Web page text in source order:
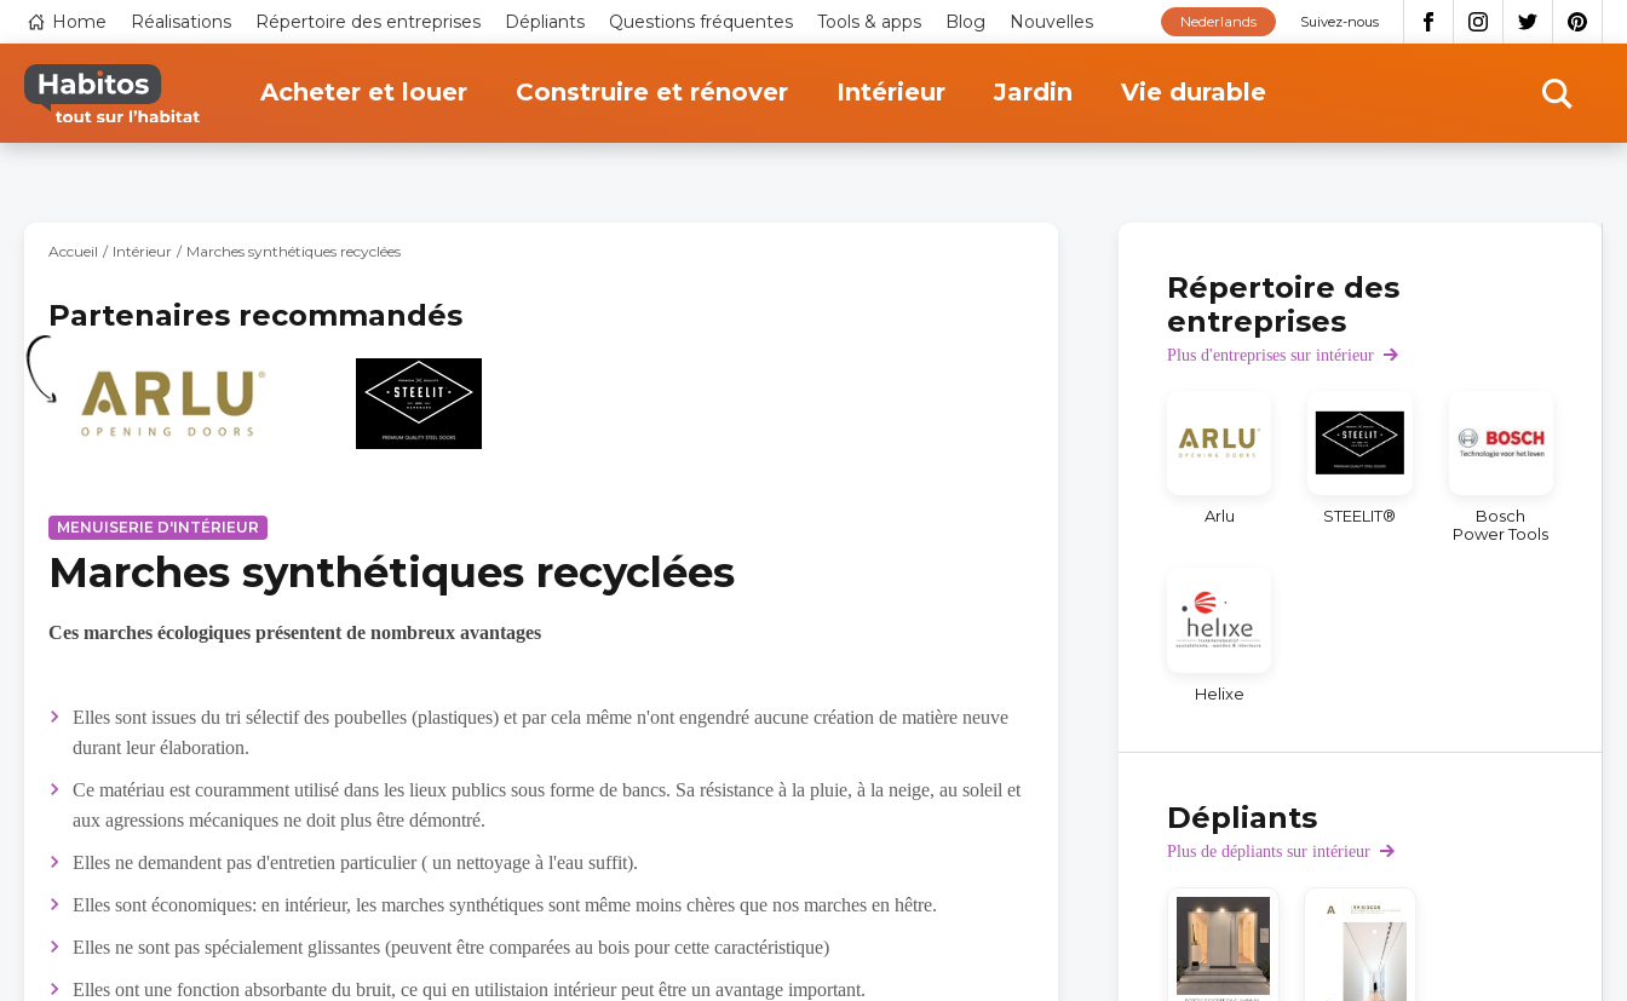
contenu
principal
Top
navigation
Home Réalisations Répertoire des entreprises Dépliants Questions fréquentes Tools & apps Blog Nouvelles Suivez-nous
Nederlands
Acheter et louer Construire et rénover Intérieur Jardin Vie durable
Accueil Intérieur Marches synthétiques recyclées
Partenaires recommandés
MENUISERIE D'INTÉRIEUR
Marches synthétiques recyclées
Ces marches écologiques présentent de nombreux avantages
Elles sont issues du tri sélectif des poubelles (plastiques) et par cela même n'ont engendré aucune création de matière neuve
durant leur élaboration.
Ce matériau est couramment utilisé dans les lieux publics sous forme de bancs. Sa résistance à la pluie, à la neige, au soleil et
aux agressions mécaniques ne doit plus être démontré.
Elles ne demandent pas d'entretien particulier ( un nettoyage à l'eau suffit).
Elles sont économiques: en intérieur, les marches synthétiques sont même moins chères que nos marches en hêtre.
Elles ne sont pas spécialement glissantes (peuvent être comparées au bois pour cette caractéristique)
Elles ont une fonction absorbante du bruit, ce qui en utilistaion intérieur peut être un avantage important.
Répertoire des
entreprises
Plus d'entreprises sur intérieur
Arlu STEELIT®
Bosch
Power Tools
Helixe
Dépliants
Plus de dépliants sur intérieur